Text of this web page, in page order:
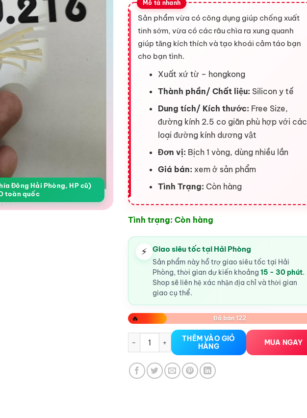
Đông Hải Phòng, HP cũ)
toàn quốc
Sản phẩm vừa có công dụng giúp chống xuất
tinh sớm, vừa có các râu chìa ra xung quanh
giúp tăng kích thích và tạo khoái cảm táo bạn
cho bạn tình.
Xuất xứ từ – hongkong
Thành phần/ Chất liệu: Silicon y tế
Dung tích/ Kích thước: Free Size,
đường kính 2.5 co giãn phù hợp với các
loại đường kính dương vật
Đơn vị: Bịch 1 vòng, dùng nhiều lần
Giá bán: xem ở sản phẩm
Tình Trạng: Còn hàng
Tình trạng: Còn hàng
⚡ Giao siêu tốc tại Hải Phòng
Sản phẩm này hỗ trợ giao siêu tốc tại Hải
Phòng, thời gian dự kiến khoảng 15 - 30 phút.
Shop sẽ liên hệ xác nhận địa chỉ và thời gian
giao cụ thể.
🔥 Đã bán 122
râu rồng silicon 3 râu 3 bi số lượng
THÊM VÀO GIỎ
HÀNG
MUA NGAY